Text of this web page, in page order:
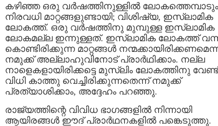
കഴിഞ്ഞ ഒരു വര്‍ഷത്തിനുള്ളില്‍ ലോകത്തെമ്പാടും
നിരവധി മാറ്റങ്ങളുണ്ടായി; വിശിഷ്യ, ഇസ്ലാമിക
ലോകത്ത്‌. ഒരു വര്‍ഷത്തിനു മുമ്പുള്ള ഇസ്ലാമിക
ലോകമല്ല ഇന്നുള്ളത്‌. ഇസ്ലാമിക ലോകത്ത്‌
കൊണ്ടിരിക്കുന്ന മാറ്റങ്ങള്‍
നമുക്ക്‌ അല്ലാഹുവിനോട്‌ പ്രാര്‍ഥിക്കാം. നല്ല
നാളെകളായിരിക്കട്ടെ മുസ്ലിം ലോകത്തിനു
വിധി കാത്തു വെച്ചിരിക്കുന്നതെന്ന്‌ നമുക്ക്‌
പ്രത്യാശിക്കാം, അദ്ദേഹം പറഞ്ഞു.
രാജ്യത്തിന്റെ വിവിധ ഭാഗങ്ങളില്‍ നിന്നായി
ആയിരങ്ങള്‍ ഈദ്‌ പ്രാര്‍ഥനകളില്‍ പങ്കെടുത്തു.